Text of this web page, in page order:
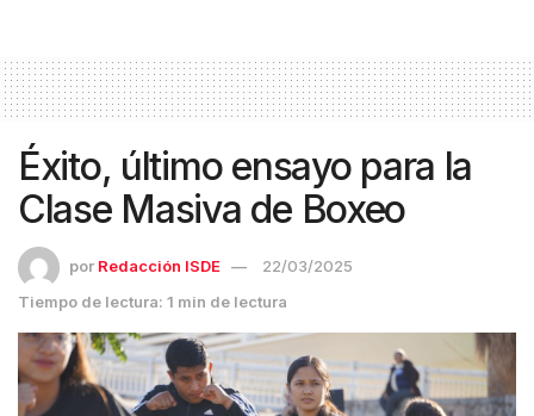
Éxito, último ensayo para la
Clase Masiva de Boxeo
por Redacción ISDE
22/03/2025
Tiempo de lectura: 1 min de lectura